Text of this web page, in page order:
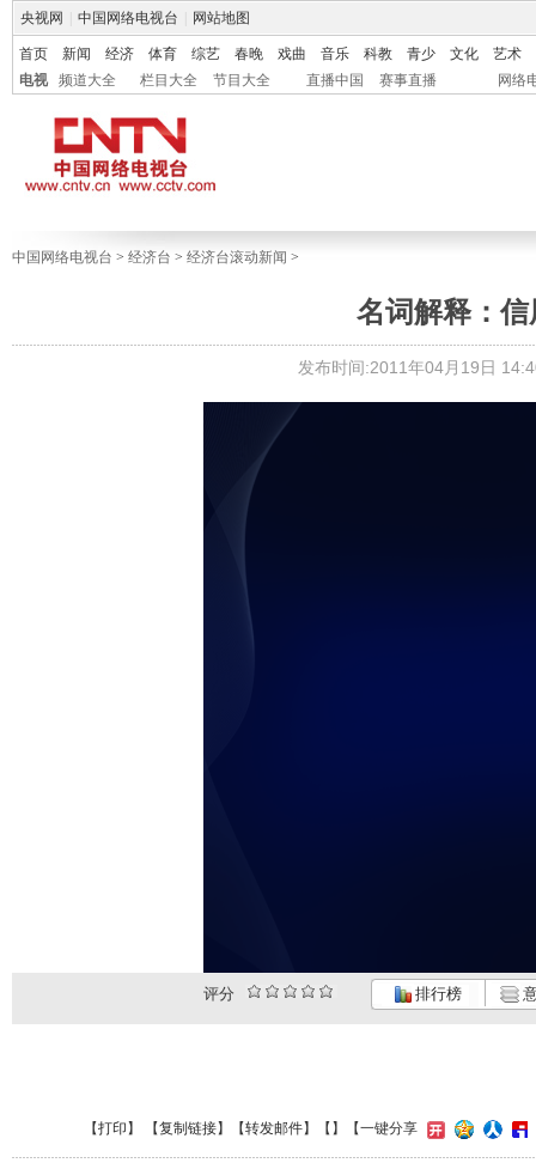
央视网 中国网络电视台 网站地图
首页 新闻 经济 体育 综艺 春晚 戏曲 音乐 科教 青少 文化
艺术
电视
频道大全 栏目大全 节目大全 直播中国 赛事直播 网络
中国网络电视台 > 经济台 > 经济台滚动新闻 >
名词解释：
发布时间:2011年04月19日
评分 排行榜
【打印 】 【复制链接】【转发邮件】【 】 【一键分享